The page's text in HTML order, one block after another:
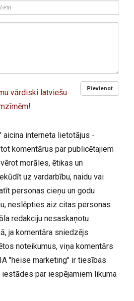
Pievienot
vārdiski latviešu
aicina interneta lietotājus -
komentārus par publicētajiem
morāles, ētikas un
uz vardarbību, naidu vai
personas cieņu un godu
neslēpties aiz citas personas
redakciju nesaskaņotu
ja komentāra sniedzējs
noteikumus, viņa komentārs
"heise marketing" ir tiesības
par iespējamiem likuma